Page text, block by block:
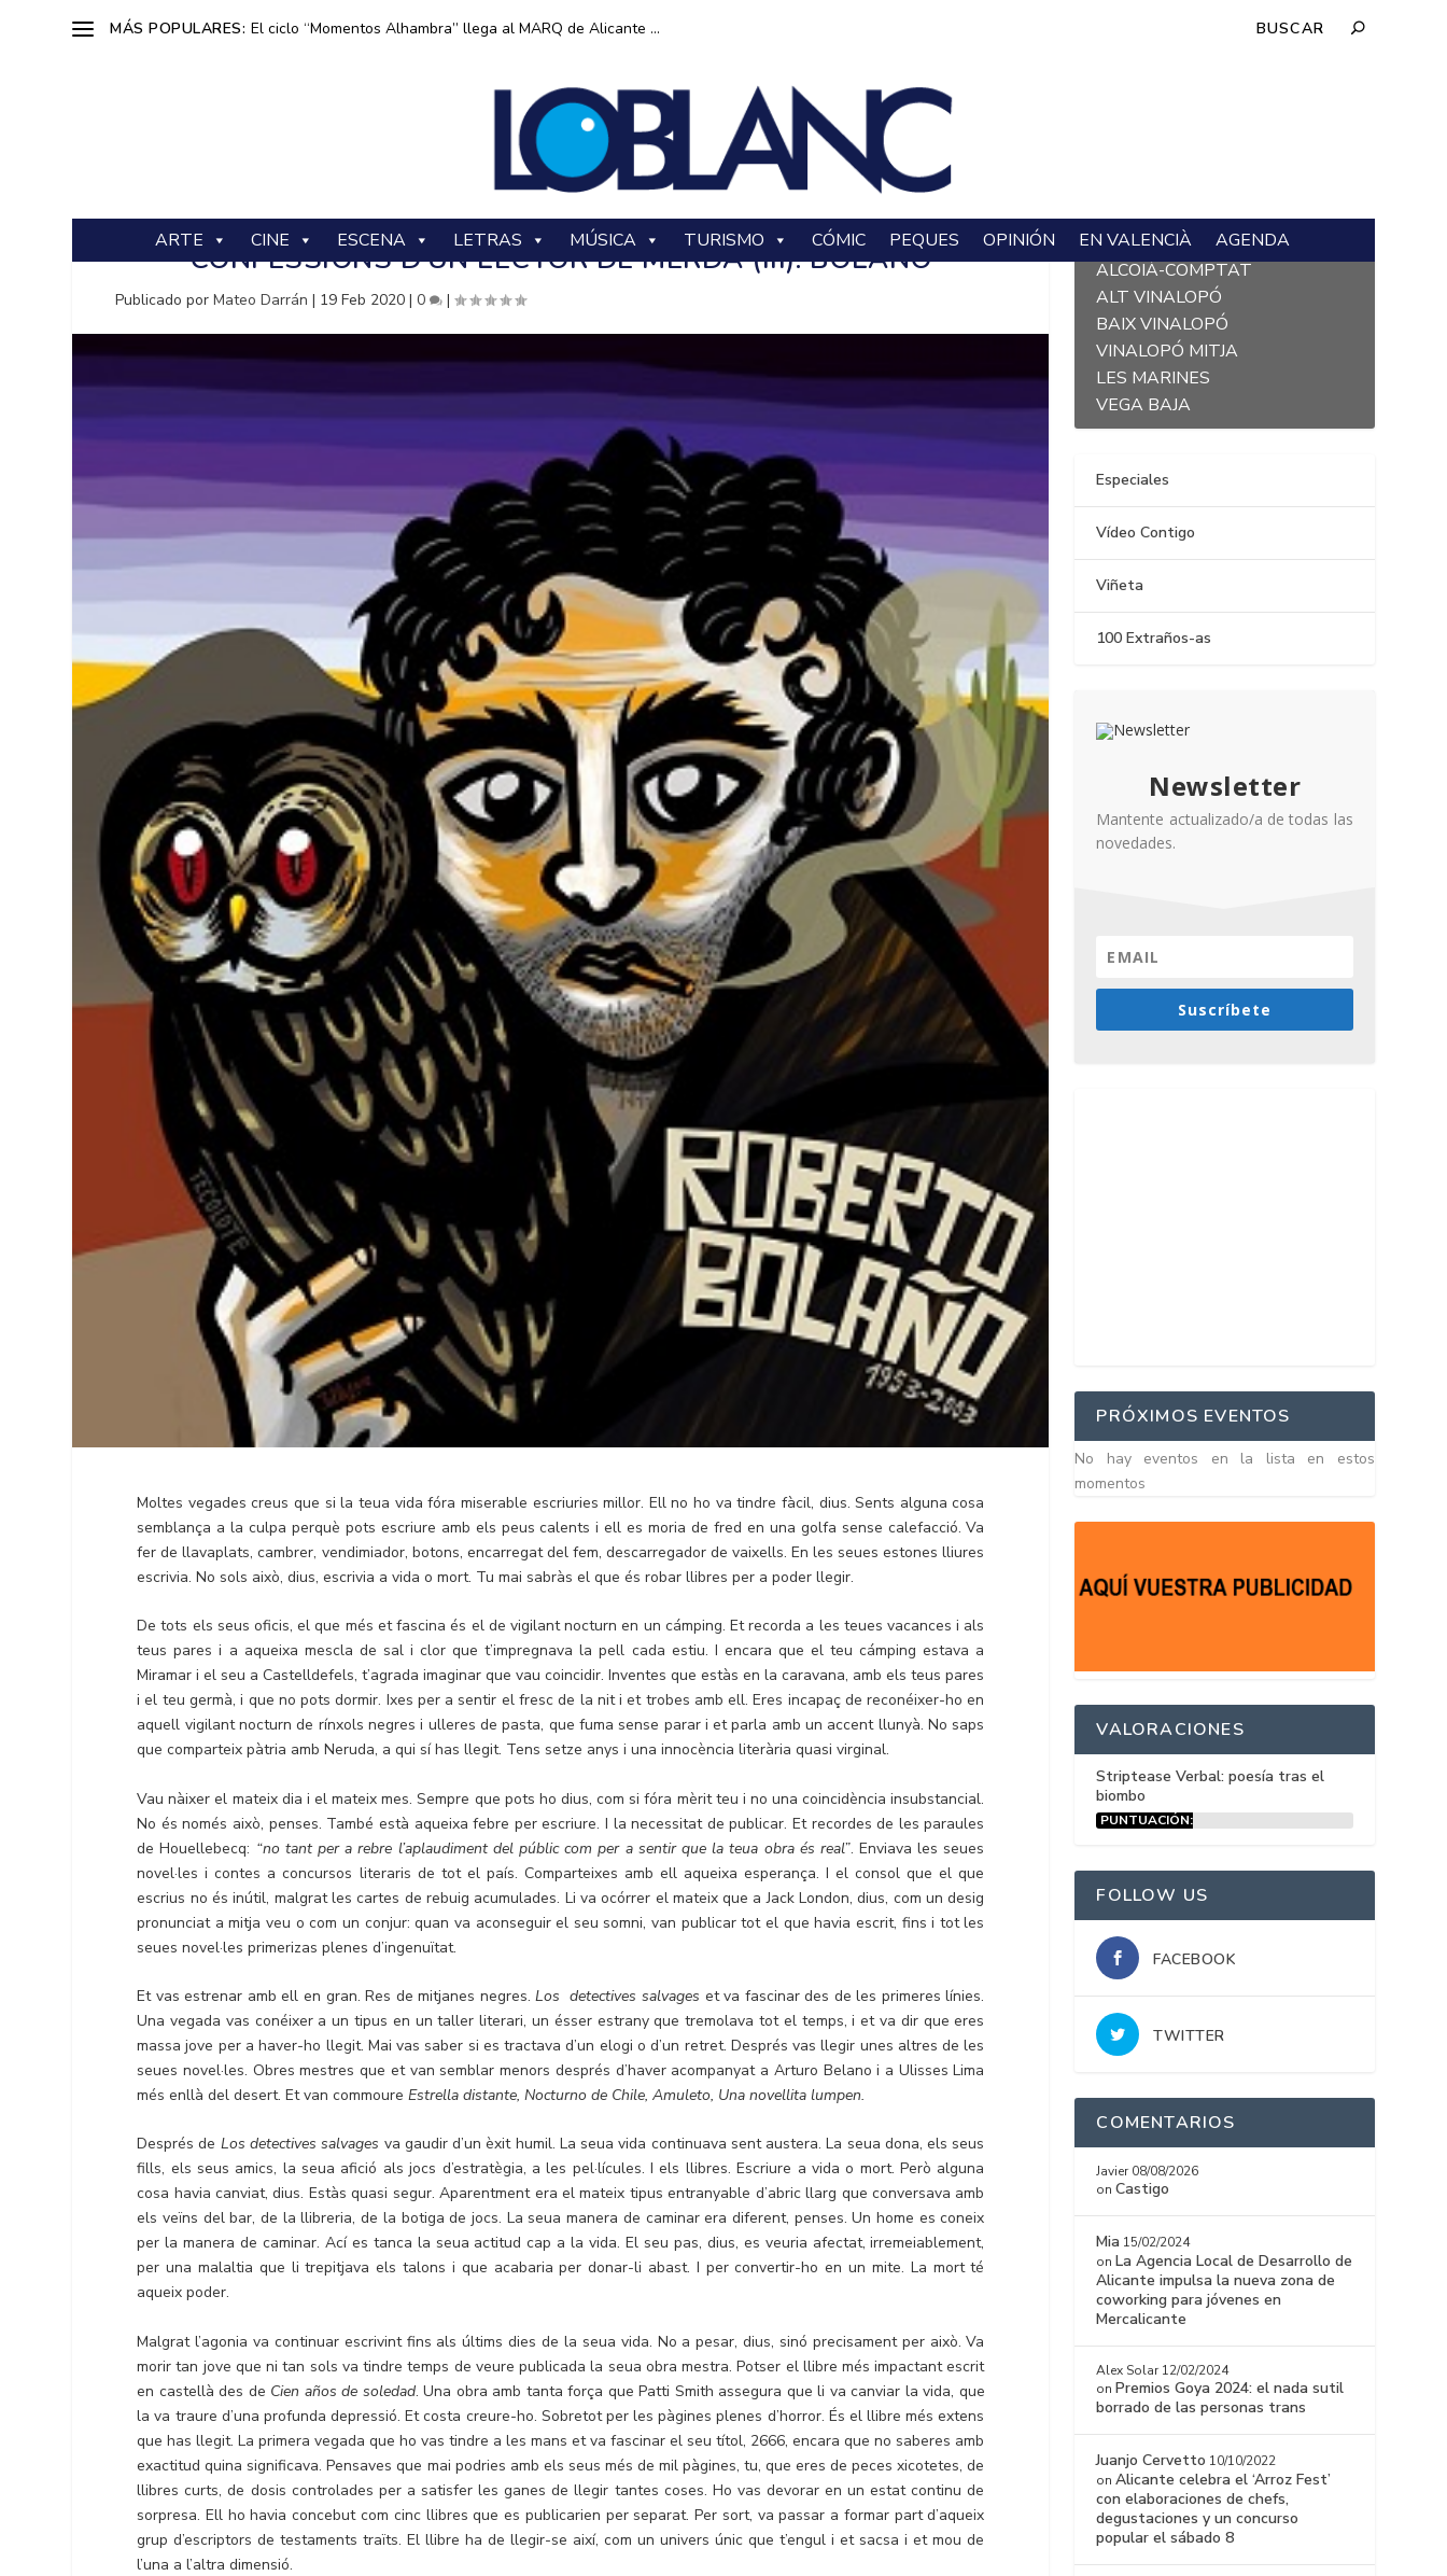
MÁS POPULARES: El ciclo “Momentos Alhambra” llega al MARQ de Alicante ...
ARTE CINE ESCENA LETRAS MÚSICA TURISMO CÓMIC PEQUES OPINIÓN EN VALENCIÀ AGENDA
CONFESSIONS D’UN LECTOR DE MERDA (III). BOLAÑO
Publicado porMateo Darrán | 19 Feb 2020 |0 |
Moltes vegades creus que si la teua vida fóra miserable escriuries millor. Ell no ho va tindre fàcil, dius. Sents alguna cosa
semblança a la culpa perquè pots escriure amb els peus calents i ell es moria de fred en una golfa sense calefacció. Va
fer de llavaplats, cambrer, vendimiador, botons, encarregat del fem, descarregador de vaixells. En les seues estones lliures
escrivia. No sols això, dius, escrivia a vida o mort. Tu mai sabràs el que és robar llibres per a poder llegir.
De tots els seus oficis, el que més et fascina és el de vigilant nocturn en un cámping. Et recorda a les teues vacances i als
teus pares i a aqueixa mescla de sal i clor que t’impregnava la pell cada estiu. I encara que el teu cámping estava a
Miramar i el seu a Castelldefels, t’agrada imaginar que vau coincidir. Inventes que estàs en la caravana, amb els teus pares
i el teu germà, i que no pots dormir. Ixes per a sentir el fresc de la nit i et trobes amb ell. Eres incapaç de reconéixer-ho en
aquell vigilant nocturn de rínxols negres i ulleres de pasta, que fuma sense parar i et parla amb un accent llunyà. No saps
que comparteix pàtria amb Neruda, a qui sí has llegit. Tens setze anys i una innocència literària quasi virginal.
Vau nàixer el mateix dia i el mateix mes. Sempre que pots ho dius, com si fóra mèrit teu i no una coincidència insubstancial.
No és només això, penses. També està aqueixa febre per escriure. I la necessitat de publicar. Et recordes de les paraules
de Houellebecq: “no tant per a rebre l’aplaudiment del públic com per a sentir que la teua obra és real”. Enviava les seues
novel·les i contes a concursos literaris de tot el país. Comparteixes amb ell aqueixa esperança. I el consol que el que
escrius no és inútil, malgrat les cartes de rebuig acumulades. Li va ocórrer el mateix que a Jack London, dius, com un desig
pronunciat a mitja veu o com un conjur: quan va aconseguir el seu somni, van publicar tot el que havia escrit, fins i tot les
seues novel·les primerizas plenes d’ingenuïtat.
Et vas estrenar amb ell en gran. Res de mitjanes negres.Los detectives salvages et va fascinar des de les primeres línies.
Una vegada vas conéixer a un tipus en un taller literari, un ésser estrany que tremolava tot el temps, i et va dir que eres
massa jove per a haver-ho llegit. Mai vas saber si es tractava d’un elogi o d’un retret. Després vas llegir unes altres de les
seues novel·les. Obres mestres que et van semblar menors després d’haver acompanyat a Arturo Belano i a Ulisses Lima
més enllà del desert. Et van commoureEstrella distante, Nocturno de Chile, Amuleto, Una novellita lumpen.
Després de Los detectives salvages va gaudir d’un èxit humil. La seua vida continuava sent austera. La seua dona, els seus
fills, els seus amics, la seua afició als jocs d’estratègia, a les pel·lícules. I els llibres. Escriure a vida o mort. Però alguna
cosa havia canviat, dius. Estàs quasi segur. Aparentment era el mateix tipus entranyable d’abric llarg que conversava amb
els veïns del bar, de la llibreria, de la botiga de jocs. La seua manera de caminar era diferent, penses. Un home es coneix
per la manera de caminar. Ací es tanca la seua actitud cap a la vida. El seu pas, dius, es veuria afectat, irremeiablement,
per una malaltia que li trepitjava els talons i que acabaria per donar-li abast. I per convertir-ho en un mite. La mort té
aqueix poder.
Malgrat l’agonia va continuar escrivint fins als últims dies de la seua vida. No a pesar, dius, sinó precisament per això. Va
morir tan jove que ni tan sols va tindre temps de veure publicada la seua obra mestra. Potser el llibre més impactant escrit
en castellà des de Cien años de soledad. Una obra amb tanta força que Patti Smith assegura que li va canviar la vida, que
la va traure d’una profunda depressió. Et costa creure-ho. Sobretot per les pàgines plenes d’horror. És el llibre més extens
que has llegit. La primera vegada que ho vas tindre a les mans et va fascinar el seu títol, 2666, encara que no saberes amb
exactitud quina significava. Pensaves que mai podries amb els seus més de mil pàgines, tu, que eres de peces xicotetes, de
llibres curts, de dosis controlades per a satisfer les ganes de llegir tantes coses. Ho vas devorar en un estat continu de
sorpresa. Ell ho havia concebut com cinc llibres que es publicarien per separat. Per sort, va passar a formar part d’aqueix
grup d’escriptors de testaments traïts. El llibre ha de llegir-se així, com un univers únic que t’engul i et sacsa i et mou de
l’una a l’altra dimensió.
L´ALACANTÍ
ALCOIÀ-COMPTAT
ALT VINALOPÓ
BAIX VINALOPÓ
VINALOPÓ MITJA
LES MARINES
VEGA BAJA
Especiales
Vídeo Contigo
Viñeta
100 Extraños-as
Newsletter
Mantente actualizado/a de todas las
novedades.
Suscríbete
PRÓXIMOS EVENTOS
No hay eventos en la lista en estos
momentos
VALORACIONES
Striptease Verbal: poesía tras el
biombo
PUNTUACIÓN:
FOLLOW US
FACEBOOK
TWITTER
COMENTARIOS
Javier 08/08/2026
onCastigo
Mia 15/02/2024
on La Agencia Local de Desarrollo de
Alicante impulsa la nueva zona de
coworking para jóvenes en
Mercalicante
Alex Solar 12/02/2024
on Premios Goya 2024: el nada sutil
borrado de las personas trans
Juanjo Cervetto 10/10/2022
onAlicante celebra el ‘Arroz Fest’
con elaboraciones de chefs,
degustaciones y un concurso
popular el sábado 8